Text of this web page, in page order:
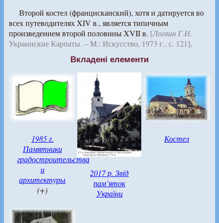
Второй костел (францисканский), хотя и датируется во
всех путеводителях XIV в., является типичным
произведением второй половины XVII в. [Логвин Г.Н.
Украинские Карпаты. – М.: Искусство, 1973 г., с. 121].
Вкладені елементи
1985 г.
Памятники
градостроительства
и
архитектуры
(+)
2017 р. Звід
пам’яток
України
Костел